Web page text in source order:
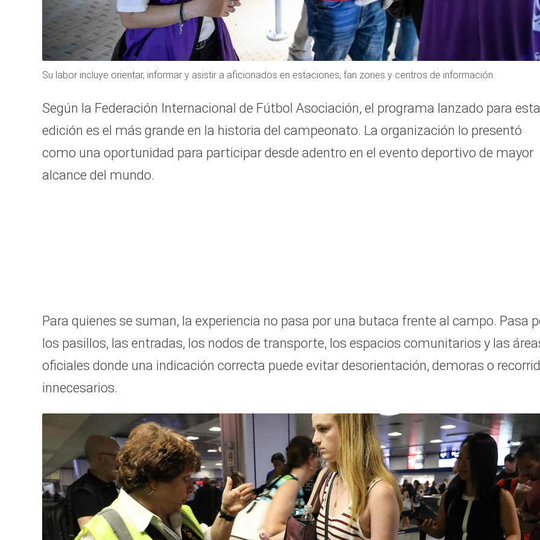
Su labor incluye orientar, informar y asistir a aficionados en estaciones, fan zones y centros de información.
Según la Federación Internacional de Fútbol Asociación, el programa lanzado para esta
edición es el más grande en la historia del campeonato. La organización lo presentó
como una oportunidad para participar desde adentro en el evento deportivo de mayor
alcance del mundo.
Para quienes se suman, la experiencia no pasa por una butaca frente al campo. Pasa
los pasillos, las entradas, los nodos de transporte, los espacios comunitarios y las
oficiales donde una indicación correcta puede evitar desorientación, demoras o
innecesarios.